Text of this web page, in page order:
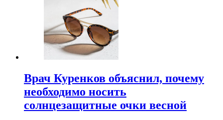
Врач Куренков объяснил, почему
необходимо носить
солнцезащитные очки весной